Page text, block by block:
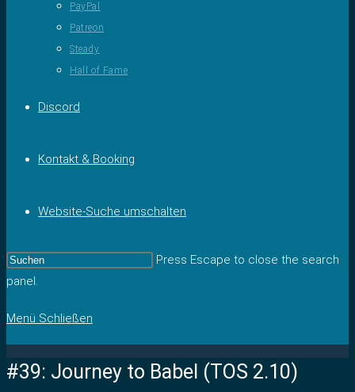
PayPal
Patreon
Steady
Hall of Fame
Discord
Kontakt & Booking
Website-Suche umschalten
Press Escape to close the search
panel.
Menü Schließen
#39: Journey to Babel (TOS 2.10)